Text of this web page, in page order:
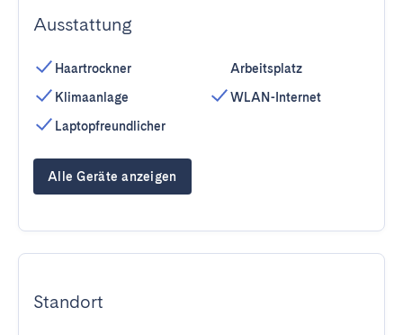
Ausstattung
Haartrockner
Klimaanlage
Laptopfreundlicher
Arbeitsplatz
WLAN-Internet
Alle Geräte anzeigen
Standort